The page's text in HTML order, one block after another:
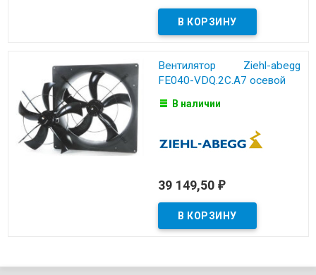
Вентилятор Ziehl-abegg
FE040-VDQ.2C.A7 осевой
В наличии
39 149,50 ₽